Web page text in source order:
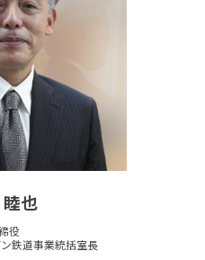
也
役
鉄道事業統括室長